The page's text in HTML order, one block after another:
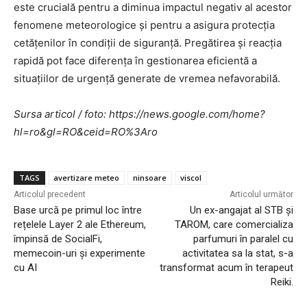
este crucială pentru a diminua impactul negativ al acestor
fenomene meteorologice și pentru a asigura protecția
cetățenilor în condiții de siguranță. Pregătirea și reacția
rapidă pot face diferența în gestionarea eficientă a
situațiilor de urgență generate de vremea nefavorabilă.
Sursa articol / foto: https://news.google.com/home?
hl=ro&gl=RO&ceid=RO%3Aro
TAGS avertizare meteo ninsoare viscol
Articolul precedent
Base urcă pe primul loc între
rețelele Layer 2 ale Ethereum,
împinsă de SocialFi,
memecoin-uri și experimente
cu AI
Articolul următor
Un ex-angajat al STB și
TAROM, care comercializa
parfumuri în paralel cu
activitatea sa la stat, s-a
transformat acum în terapeut
Reiki.